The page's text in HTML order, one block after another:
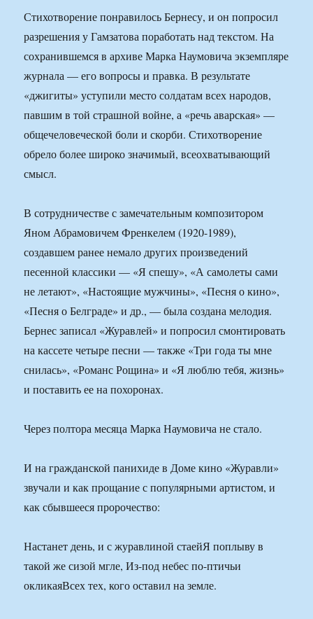
Стихотворение понравилось Бернесу, и он попросил
разрешения у Гамзатова поработать над текстом. На
сохранившемся в архиве Марка Наумовича экземпляре
журнала — его вопросы и правка. В результате
«джигиты» уступили место солдатам всех народов,
павшим в той страшной войне, а «речь аварская» —
общечеловеческой боли и скорби. Стихотворение
обрело более широко значимый, всеохватывающий
смысл.
В сотрудничестве с замечательным композитором
Яном Абрамовичем Френкелем (1920-1989),
создавшем ранее немало других произведений
песенной классики — «Я спешу», «А самолеты сами
не летают», «Настоящие мужчины», «Песня о кино»,
«Песня о Белграде» и др., — была создана мелодия.
Бернес записал «Журавлей» и попросил смонтировать
на кассете четыре песни — также «Три года ты мне
снилась», «Романс Рощина» и «Я люблю тебя, жизнь»
и поставить ее на похоронах.
Через полтора месяца Марка Наумовича не стало.
И на гражданской панихиде в Доме кино «Журавли»
звучали и как прощание с популярными артистом, и
как сбывшееся пророчество:
Настанет день, и с журавлиной стаейЯ поплыву в
такой же сизой мгле, Из-под небес по-птичьи
окликаяВсех тех, кого оставил на земле.